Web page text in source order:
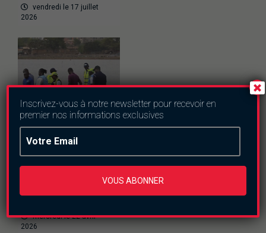
vendredi le 17 juillet
2026
Environnement : le
mercredi le 22 avril
2026
Inscrivez-vous à notre newsletter pour recevoir en
premier nos informations exclusives
VOUS ABONNER